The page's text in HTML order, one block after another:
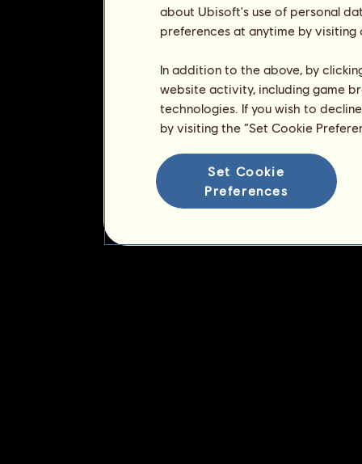
about Ubisoft's use of personal
preferences at anytime by
In addition to the above, by
website activity, including game
technologies. If you wish to
by visiting the “Set Cookie
Set Cookie
Preferences